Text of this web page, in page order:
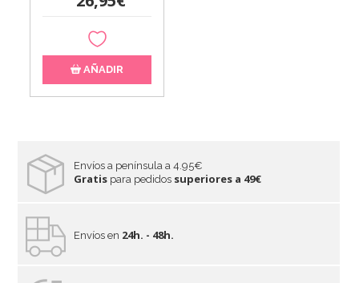
AÑADIR
Envíos a península a 4.95€
Gratis para pedidos superiores a 49€
Envíos en 24h. - 48h.